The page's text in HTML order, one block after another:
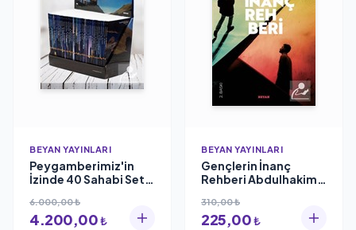
BEYAN YAYINLARI
Peygamberimiz'in
İzinde 40 Sahabi Seti
6.000,00 ₺
4.200,00₺
BEYAN YAYINLARI
Gençlerin İnanç
Rehberi Abdulhakim
310,00 ₺
225,00₺